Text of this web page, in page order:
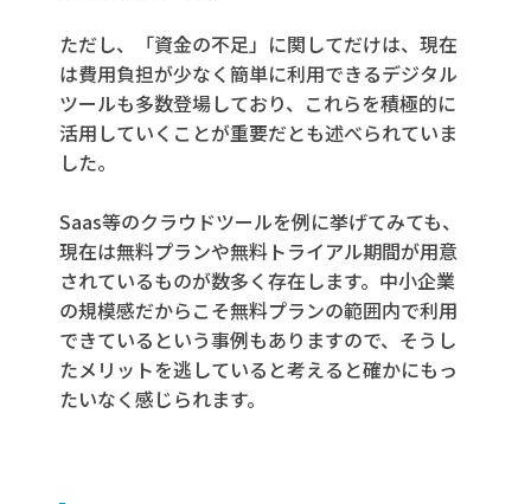
ただし、「資金の不足」に関してだけは、現在
は費用負担が少なく簡単に利用できるデジタル
ツールも多数登場しており、これらを積極的に
活用していくことが重要だとも述べられていま
した。
Saas等のクラウドツールを例に挙げてみても、
現在は無料プランや無料トライアル期間が用意
されているものが数多く存在します。中小企業
の規模感だからこそ無料プランの範囲内で利用
できているという事例もありますので、そうし
たメリットを逃していると考えると確かにもっ
たいなく感じられます。